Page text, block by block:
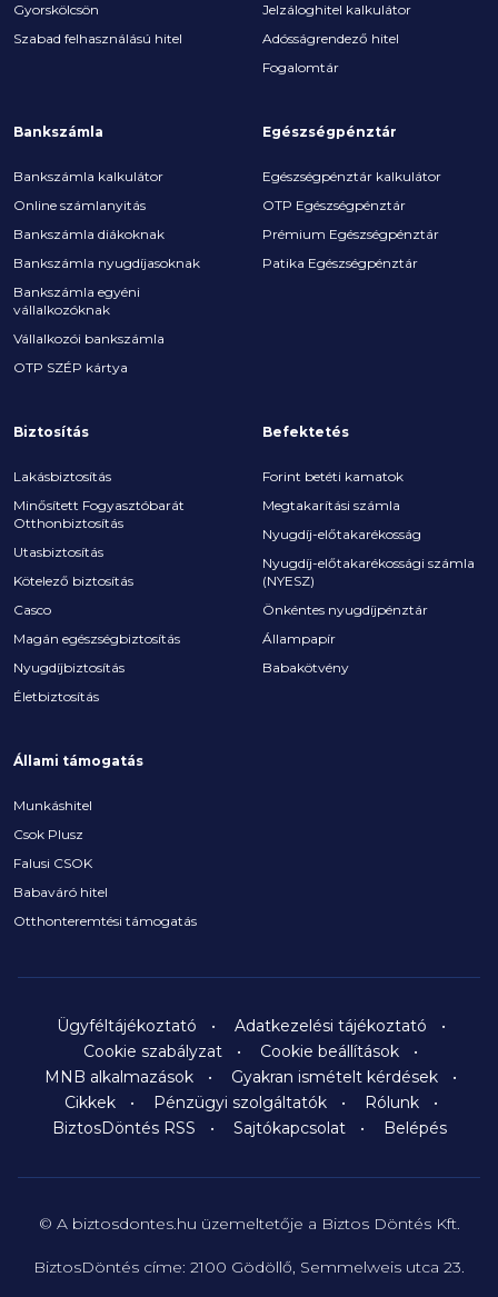
Gyorskölcsön
Szabad felhasználású hitel
Jelzáloghitel kalkulátor
Adósságrendező hitel
Fogalomtár
Bankszámla
Bankszámla kalkulátor
Online számlanyitás
Bankszámla diákoknak
Bankszámla nyugdíjasoknak
Bankszámla egyéni
vállalkozóknak
Vállalkozói bankszámla
OTP SZÉP kártya
Egészségpénztár
Egészségpénztár kalkulátor
OTP Egészségpénztár
Prémium Egészségpénztár
Patika Egészségpénztár
Biztosítás
Lakásbiztosítás
Minősített Fogyasztóbarát
Otthonbiztosítás
Utasbiztosítás
Kötelező biztosítás
Casco
Magán egészségbiztosítás
Nyugdíjbiztosítás
Életbiztosítás
Befektetés
Forint betéti kamatok
Megtakarítási számla
Nyugdíj-előtakarékosság
Nyugdíj-előtakarékossági számla
(NYESZ)
Önkéntes nyugdíjpénztár
Állampapír
Babakötvény
Állami támogatás
Munkáshitel
Csok Plusz
Falusi CSOK
Babaváró hitel
Otthonteremtési támogatás
Ügyféltájékoztató
Adatkezelési tájékoztató
Cookie szabályzat
Cookie beállítások
MNB alkalmazások
Gyakran ismételt kérdések
Cikkek
Pénzügyi szolgáltatók
Rólunk
BiztosDöntés RSS
Sajtókapcsolat Belépés
© A biztosdontes.hu üzemeltetője a Biztos Döntés Kft.
BiztosDöntés címe: 2100 Gödöllő, Semmelweis utca 23.